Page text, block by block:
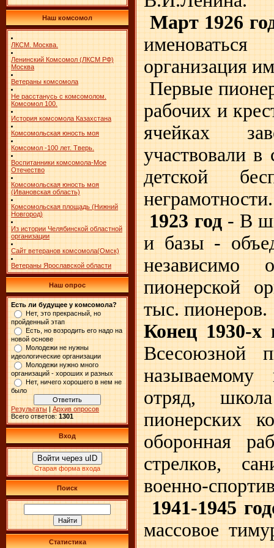
Наш комсомол
ЛКСМ. Москва.
Ленинский Комсомол (ЛКСМ РФ)
Москва
Ветераны комсомола
Не расстанусь с комсомолом.
Комсомол 100.
История комсомола Казахстана
Комсомольская юность моя
Комсомол -100 лет. Тверь.
Воспитанники комсомола-Мое
Отечество
Комсомольская юность моя
(Ивановская область)
Комсомольская площадь (Нижний
Новгород)
Из истории Челябинской областной
организации
Сайт ветеранов комсомола(Омск)
Ветераны Ярославской области
Наш опрос
Есть ли будущее у комсомола?
Нет, это прекрасный, но
пройденный этап
Есть, но возродить его надо на
новой основе
Молодежи не нужны
идеологические организации
Молодежи нужно много
организаций - хороших и разных
Нет, ничего хорошего в нем не
было
Результаты | Архив опросов
Всего ответов: 1301
Вход
Войти через uID
Старая форма входа
Поиск
Статистика
Март 1926
организация
Первые
рабочих и
ячейках
участвовали в
детской
1923 год- В
и базы -
пионерской
тыс. пионеров.
Конец 1930-х
Всесоюзной
отряд,
пионерских
оборонная
стрелков,
военно-
1941-1945
массовое